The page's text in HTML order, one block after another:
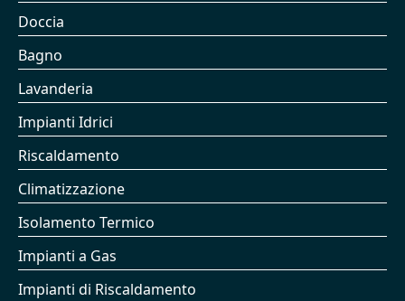
Doccia
Bagno
Lavanderia
Impianti Idrici
Riscaldamento
Climatizzazione
Isolamento Termico
Impianti a Gas
Impianti di Riscaldamento